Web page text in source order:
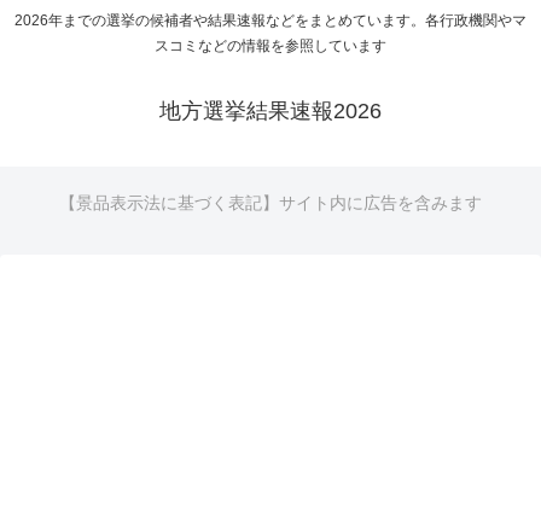
2026年までの選挙の候補者や結果速報などをまとめています。各行政機関やマ
スコミなどの情報を参照しています
地方選挙結果速報2026
【景品表示法に基づく表記】サイト内に広告を含みます